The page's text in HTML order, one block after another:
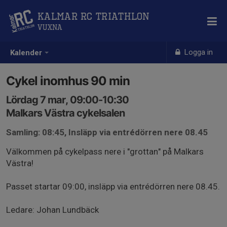
Kalender Logga in
Kalmar RC Triathlon
Vuxna
Cykel inomhus 90 min
Lördag 7 mar, 09:00-10:30
Malkars Västra cykelsalen
Samling: 08:45, Insläpp via entrédörren nere 08.45
Välkommen på cykelpass nere i "grottan" på Malkars
Västra!
Passet startar 09:00, insläpp via entrédörren nere 08.45.
Ledare: Johan Lundbäck